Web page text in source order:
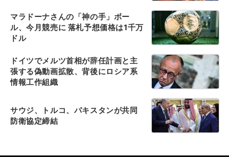
マラドーナさんの「神の手」ボー
ル、今月競売に 落札予想価格は1千万
ドル
ドイツでメルツ首相が辞任計画と主
張する偽動画拡散、背後にロシア系
情報工作組織
サウジ、トルコ、パキスタンが共同
防衛協定締結